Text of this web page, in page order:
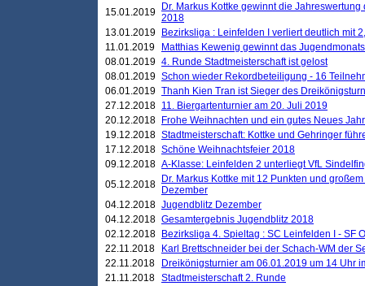
15.01.2019
Dr. Markus Kottke gewinnt die
2018
13.01.2019
Bezirksliga : Leinfelden I verliert deutlich mit
11.01.2019
Matthias Kewenig gewinnt das
08.01.2019 4. Runde Stadtmeisterschaft ist gelost
08.01.2019 Schon wieder Rekordbeteiligung - 16
06.01.2019 Thanh Kien Tran ist Sieger des
27.12.2018 11. Biergartenturnier am 20. Juli 2019
20.12.2018
Frohe Weihnachten und ein gutes Neues
19.12.2018 Stadtmeisterschaft: Kottke und Gehringer
17.12.2018 Schöne Weihnachtsfeier 2018
09.12.2018 A-Klasse: Leinfelden 2 unterliegt VfL
05.12.2018
Dr. Markus Kottke mit 12 Punkten und
Dezember
04.12.2018 Jugendblitz Dezember
04.12.2018 Gesamtergebnis Jugendblitz 2018
02.12.2018
Bezirksliga 4. Spieltag : SC Leinfelden I - SF
22.11.2018
Karl Brettschneider bei der Schach-WM der
22.11.2018
Dreikönigsturnier am 06.01.2019 um 14 Uhr
21.11.2018 Stadtmeisterschaft 2. Runde